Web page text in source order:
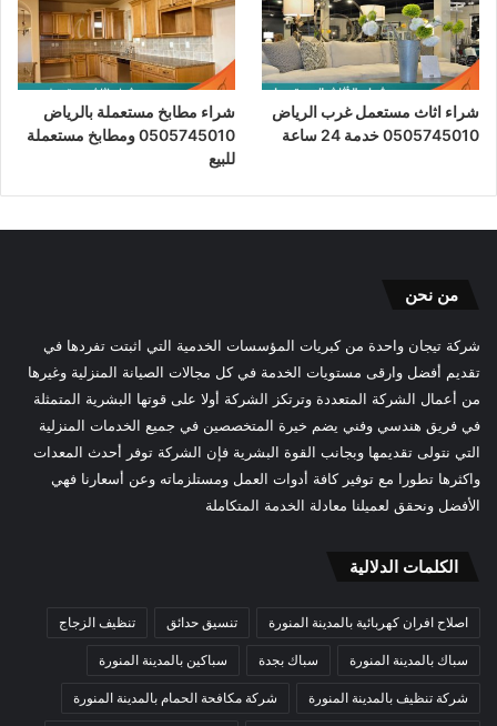
شراء اثاث مستعمل غرب الرياض
0505745010 خدمة 24 ساعة
شراء مطابخ مستعملة بالرياض
0505745010 ومطابخ مستعملة
للبيع
من نحن
شركة تيجان واحدة من كبريات المؤسسات الخدمية التي اثبتت تفردها في
تقديم أفضل وارقى مستويات الخدمة في كل مجالات الصيانة المنزلية وغيرها
من أعمال الشركة المتعددة وترتكز الشركة أولا على قوتها البشرية المتمثلة
في فريق هندسي وفني يضم خيرة المتخصصين في جميع الخدمات المنزلية
التي نتولى تقديمها وبجانب القوة البشرية فإن الشركة توفر أحدث المعدات
واكثرها تطورا مع توفير كافة أدوات العمل ومستلزماته وعن أسعارنا فهي
الأفضل ونحقق لعميلنا معادلة الخدمة المتكاملة
الكلمات الدلالية
اصلاح افران كهربائية بالمدينة المنورة تنسيق حدائق تنظيف الزجاج
سباك بالمدينة المنورة سباك بجدة سباكين بالمدينة المنورة
شركة تنظيف بالمدينة المنورة شركة مكافحة الحمام بالمدينة المنورة